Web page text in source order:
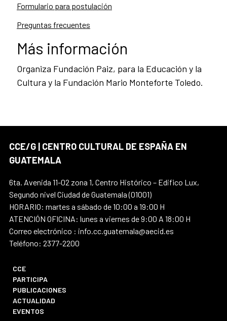
Formulario para postulación
Preguntas frecuentes
Más información
Organiza Fundación Paiz, para la Educación y la
Cultura y la Fundación Mario Monteforte Toledo.
CCE/G | CENTRO CULTURAL DE ESPAÑA EN
GUATEMALA
6ta. Avenida 11-02 zona 1, Centro Histórico – Edifico Lux,
Segundo nivel Ciudad de Guatemala (01001)
HORARIO: martes a sábado de 10:00 a 19:00 H
ATENCIÓN OFICINA: lunes a viernes de 9:00 A 18:00 H
Correo electrónico : info.cc.guatemala@aecid.es
Teléfono: 2377-2200
CCE
PARTICIPA
PUBLICACIONES
ACTUALIDAD
EVENTOS